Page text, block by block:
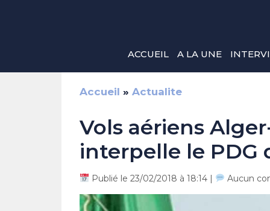
ACCUEIL A LA UNE
Accueil » Actualite
Vols aériens
interpelle le PDG
Publié le 23/02/2018 à 18:14 | Aucun